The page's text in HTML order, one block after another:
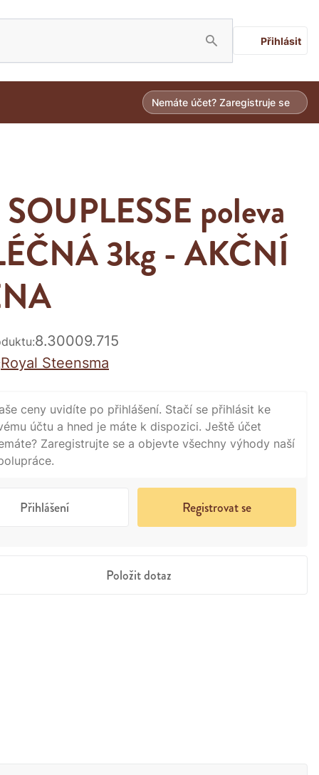
Přihlásit
Nemáte účet? Zaregistruje se
SOUPLESSE poleva
3kg - AKČNÍ
8.30009.715
Royal Steensma
ceny uvidíte po přihlášení. Stačí se přihlásit ke
účtu a hned je máte k dispozici. Ještě účet
Zaregistrujte se a objevte všechny výhody naší
Přihlášení Registrovat se
Položit dotaz